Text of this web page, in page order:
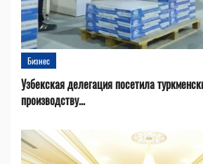
Бизнес
Узбекская делегация посетила
производству...